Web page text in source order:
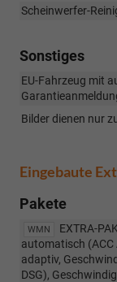
Scheinwerfer-
Sonstiges
EU-Fahrzeug mit
Bilder dienen nur
Eingebaute
Pakete
WMN
EXTRA-
automatisch
adaptiv,
DSG),